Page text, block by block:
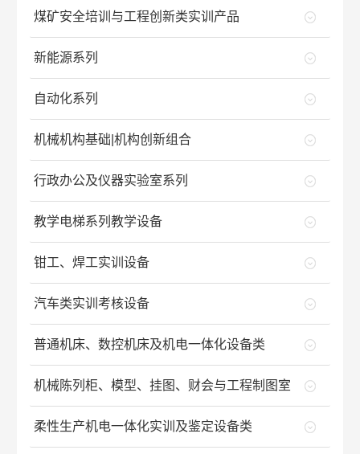
煤矿安全培训与工程创新类实训产品
新能源系列
自动化系列
机械机构基础|机构创新组合
行政办公及仪器实验室系列
教学电梯系列教学设备
钳工、焊工实训设备
汽车类实训考核设备
普通机床、数控机床及机电一体化设备类
机械陈列柜、模型、挂图、财会与工程制图室
柔性生产机电一体化实训及鉴定设备类